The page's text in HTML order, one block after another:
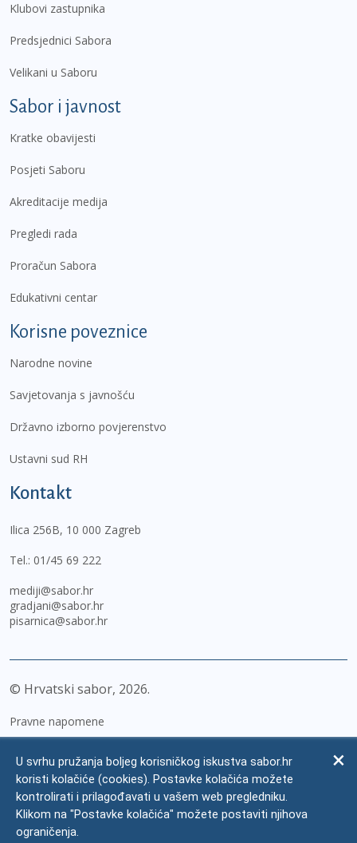
Klubovi zastupnika
Predsjednici Sabora
Velikani u Saboru
Sabor i javnost
Kratke obavijesti
Posjeti Saboru
Akreditacije medija
Pregledi rada
Proračun Sabora
Edukativni centar
Korisne poveznice
Narodne novine
Savjetovanja s javnošću
Državno izborno povjerenstvo
Ustavni sud RH
Kontakt
Ilica 256B, 10 000 Zagreb
Tel.: 01/45 69 222
mediji@sabor.hr
gradjani@sabor.hr
pisarnica@sabor.hr
© Hrvatski sabor, 2026
Pravne napomene
Zaštita osobnih podataka
Impressum
Česta pitanja
U svrhu pružanja boljeg korisničkog iskustva sabor.hr
koristi kolačiće (cookies). Postavke kolačića možete
kontrolirati i prilagođavati u vašem web pregledniku.
Klikom na "Postavke kolačića" možete postaviti njihova
ograničenja.